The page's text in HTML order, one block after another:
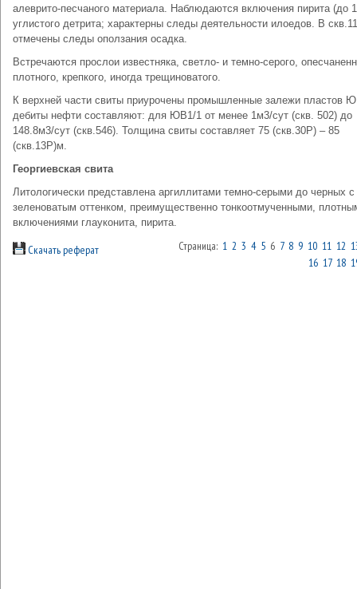
алеврито-песчаного материала. Наблюдаются включения пирита (до
углистого детрита; характерны следы деятельности илоедов. В
отмечены следы оползания осадка.
Встречаются прослои известняка, светло- и темно-серого,
плотного, крепкого, иногда трещиноватого.
К верхней части свиты приурочены промышленные залежи пластов
дебиты нефти составляют: для ЮВ1/1 от менее 1м3/сут (скв. 502) до
148.8м3/сут (скв.546). Толщина свиты составляет 75 (скв.30Р) – 85
(скв.13Р)м.
Георгиевская свита
Литологически представлена аргиллитами темно-серыми до черных с
зеленоватым оттенком, преимущественно тонкоотмученными,
включениями глауконита, пирита.
Скачать реферат Страница: 1 2 3 4 5 6 7 8 9 10 11 12
16 17 18